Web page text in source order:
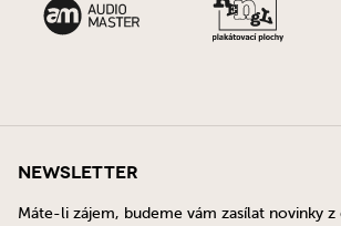
Newsletter
Máte-li zájem, budeme vám zasílat novinky z